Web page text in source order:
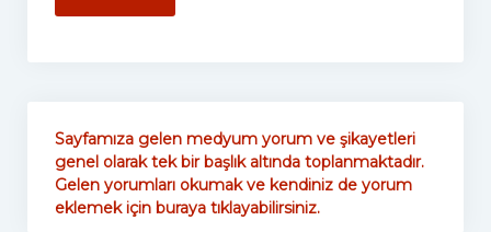
Sayfamıza gelen medyum yorum ve şikayetleri
genel olarak tek bir başlık altında toplanmaktadır.
Gelen yorumları okumak ve kendiniz de yorum
eklemek için buraya tıklayabilirsiniz.